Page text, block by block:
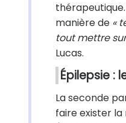
manière de «
tout mettre
Lucas.
Épilepsie :
La seconde
faire exister